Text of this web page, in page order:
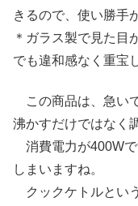
きるので、使い勝手
＊ガラス製で見た目
でも違和感なく重宝
この商品は、急い
沸かすだけではなく
消費電力が400Wで
しまいますね。
クックケトルとい